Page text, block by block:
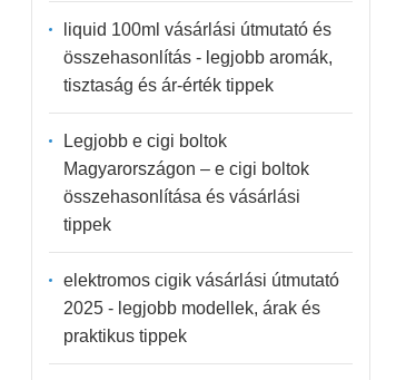
liquid 100ml vásárlási útmutató és
összehasonlítás - legjobb aromák,
tisztaság és ár-érték tippek
Legjobb e cigi boltok
Magyarországon – e cigi boltok
összehasonlítása és vásárlási
tippek
elektromos cigik vásárlási útmutató
2025 - legjobb modellek, árak és
praktikus tippek